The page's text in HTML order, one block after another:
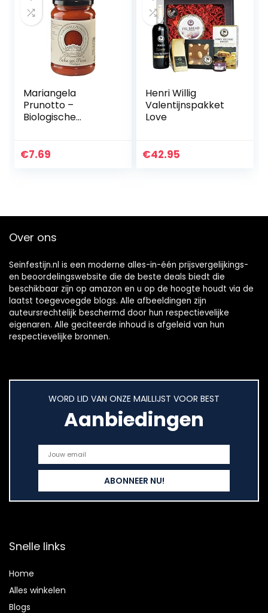
Mariangela
Prunotto –
Biologische
€7.69
Henri Willig
Valentijnspakket
Love
€42.95
Over ons
Seinfestijn.nl is een moderne alles-in-één prijsvergelijkings-
en beoordelingswebsite die de beste deals biedt die
beschikbaar zijn op amazon en u op de hoogte houdt via de
laatst toegevoegde blogs. Alle afbeeldingen zijn
auteursrechtelijk beschermd door hun respectievelijke
eigenaren. Alle geciteerde inhoud is afgeleid van hun
respectievelijke bronnen.
WORD LID VAN ONZE MAILLIJST VOOR BEST
Aanbiedingen
Snelle links
Home
Alles winkelen
Blogs